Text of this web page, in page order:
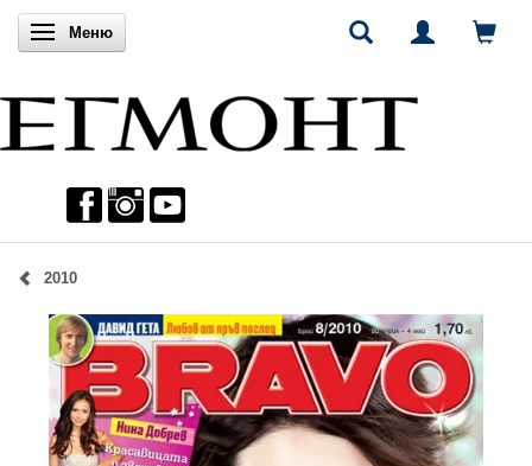
Включи навигацията
Меню
2010